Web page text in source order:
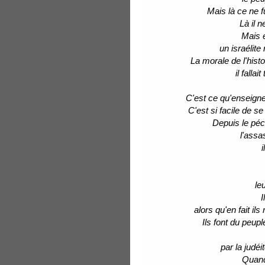
Mais là ce ne
Là il
Mais
un israélite
La morale de
il fallait
C'est ce
C'est si facile de
Depuis le
alors qu'en fait ils
Ils font du
par la